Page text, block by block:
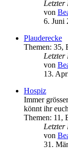
Letzter
von
6. Juni
Plauderecke
Themen: 35,
Letzter
von
13.
Hospiz
Immer
könnt ihr
Themen: 11 ,
Letzter
von
31.